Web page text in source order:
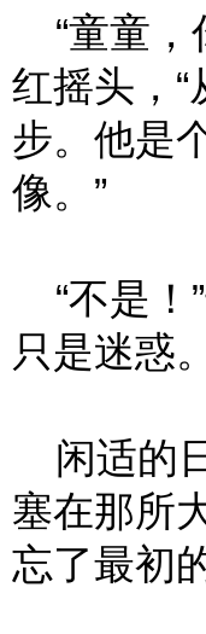
“童童，
红摇头，
步。他是
像。”
“不是！
只是迷惑
闲适的
塞在那所
忘了最初